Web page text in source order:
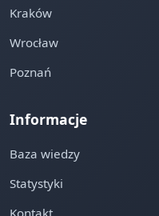
Kraków
Wrocław
Poznań
Informacje
Baza wiedzy
Statystyki
Kontakt